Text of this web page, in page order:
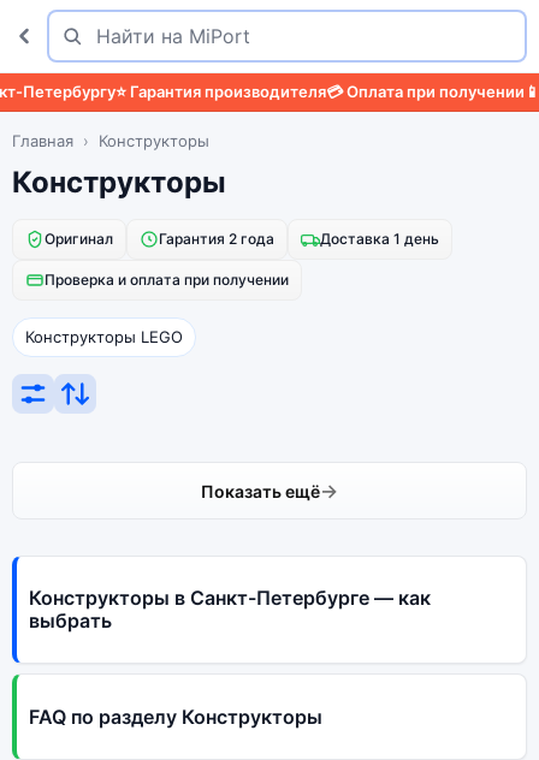
Поиск
Найти
⭐ Гарантия производителя💳 Оплата при получении📱
Главная Конструкторы
Конструкторы
Оригинал Гарантия 2 года Доставка 1 день
Проверка и оплата при получении
Конструкторы LEGO
Показать ещё
Конструкторы в Санкт-Петербурге — как
выбрать
FAQ по разделу Конструкторы